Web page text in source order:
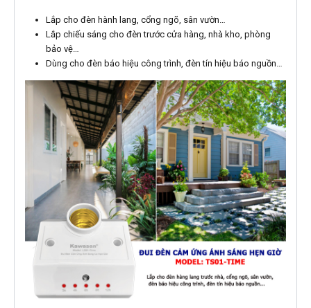
Lắp cho đèn hành lang, cổng ngõ, sân vườn…
Lắp chiếu sáng cho đèn trước cửa hàng, nhà kho, phòng
bảo vệ…
Dùng cho đèn báo hiệu công trình, đèn tín hiệu báo nguồn…